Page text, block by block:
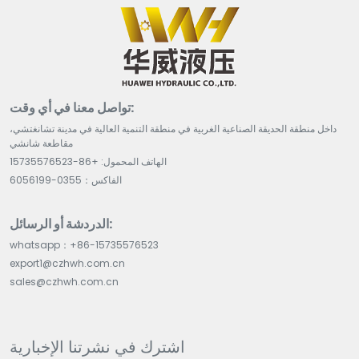
تواصل معنا في أي وقت:
داخل منطقة الحديقة الصناعية الغربية في منطقة التنمية العالية في مدينة تشانغتشي،
مقاطعة شانشي
الهاتف المحمول: +86-15735576523
الفاكس：0355-6056199
الدردشة أو الرسائل:
whatsapp：+86-15735576523
export1@czhwh.com.cn
sales@czhwh.com.cn
اشترك في نشرتنا الإخبارية